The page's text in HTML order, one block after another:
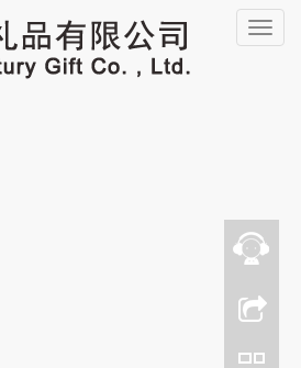
-国产主播av-久久视频在线免费观看-日韩
产又粗又黄又爽-亚洲黄色片网站-亚洲柠
区-亚洲free性xxxx护士hd-69av一区二区
色-欧美呦呦呦
導
照什么處罰